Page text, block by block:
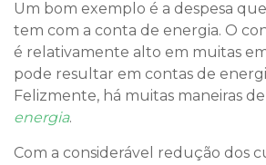
Um bom exemplo é a despesa
tem com a conta de energia. O
é relativamente alto em muitas
pode resultar em contas de
Felizmente, há muitas maneiras de
energia.
Com a considerável redução dos